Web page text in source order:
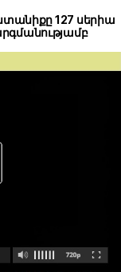
127 սերիա